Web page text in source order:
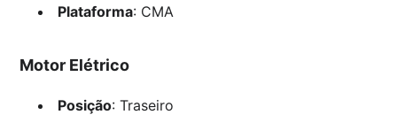
Plataforma: CMA
Motor Elétrico
Posição: Traseiro